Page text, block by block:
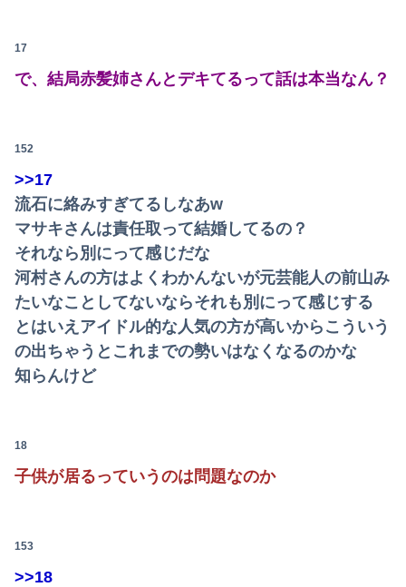
【画像】JKダンス部、部員の８割が巨乳のムホホ部だったｗｗｗｗ
【画像】影山優佳さん(25)、下着姿であたシコが止まらない
【画像】まま「なんかプール入ってたら学生にめっちゃ見られたw」
【画像】安心系短大女子ｗｗｗｗｗｗｗｗ
【画像】元モデルのTBS新人アナさん、プリケツ
17
で、結局赤髪姉さんとデキてるって話は本当なん？
152
>>17
流石に絡みすぎてるしなあw
マサキさんは責任取って結婚してるの？
それなら別にって感じだな
河村さんの方はよくわかんないが元芸能人の前山み
たいなことしてないならそれも別にって感じする
とはいえアイドル的な人気の方が高いからこういう
の出ちゃうとこれまでの勢いはなくなるのかな
知らんけど
18
子供が居るっていうのは問題なのか
153
>>18